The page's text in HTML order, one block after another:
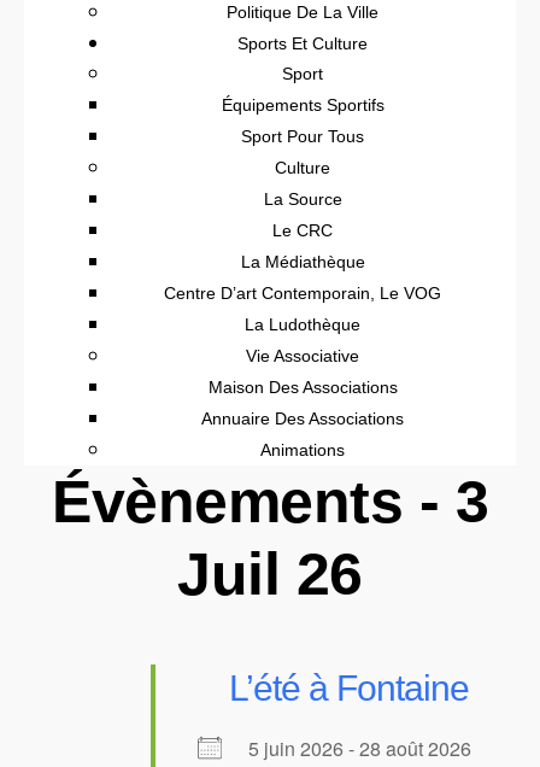
Politique De La Ville
Sports Et Culture
Sport
Équipements Sportifs
Sport Pour Tous
Culture
La Source
Le CRC
La Médiathèque
Centre D’art Contemporain, Le VOG
La Ludothèque
Vie Associative
Maison Des Associations
Annuaire Des Associations
Animations
Évènements - 3
Juil 26
L’été à Fontaine
5 juin 2026 - 28 août 2026